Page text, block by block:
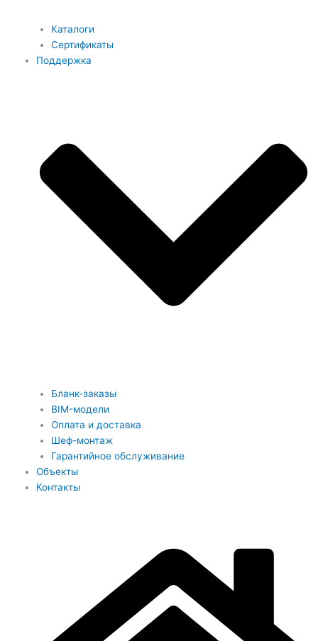
Каталоги
Сертификаты
Поддержка
Бланк-заказы
BIM-модели
Оплата и доставка
Шеф-монтаж
Гарантийное обслуживание
Объекты
Контакты